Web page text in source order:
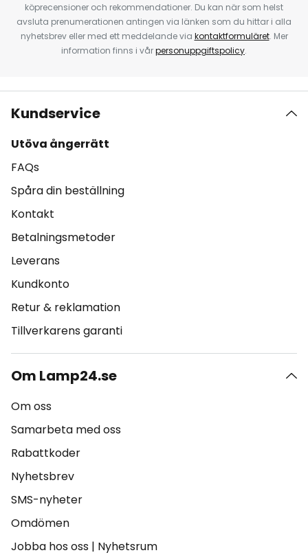
köprecensioner och rekommendationer. Du kan när som helst
avsluta prenumerationen antingen via länken som du hittar i alla
nyhetsbrev eller med ett meddelande via kontaktformuläret. Mer
information finns i vårpersonuppgiftspolicy.
Kundservice
Utöva ångerrätt
FAQs
Spåra din beställning
Kontakt
Betalningsmetoder
Leverans
Kundkonto
Retur & reklamation
Tillverkarens garanti
Om Lamp24.se
Om oss
Samarbeta med oss
Rabattkoder
Nyhetsbrev
SMS-nyheter
Omdömen
Jobba hos oss | Nyhetsrum